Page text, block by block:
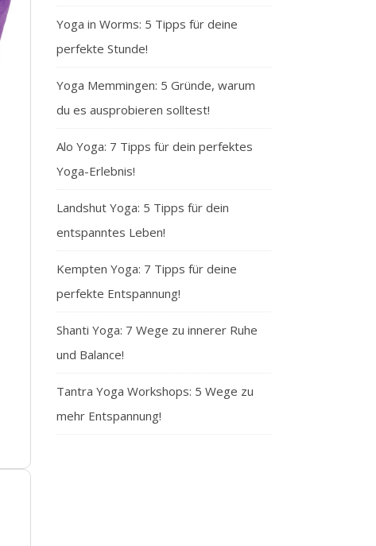
Yoga in Worms: 5 Tipps für deine
perfekte Stunde!
Yoga Memmingen: 5 Gründe, warum
du es ausprobieren solltest!
Alo Yoga: 7 Tipps für dein perfektes
Yoga-Erlebnis!
Landshut Yoga: 5 Tipps für dein
entspanntes Leben!
Kempten Yoga: 7 Tipps für deine
perfekte Entspannung!
Shanti Yoga: 7 Wege zu innerer Ruhe
und Balance!
Tantra Yoga Workshops: 5 Wege zu
mehr Entspannung!